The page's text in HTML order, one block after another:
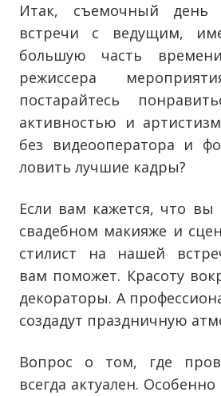
Итак, съемочный день
встречи с ведущим,
большую часть
режиссера
постарайтесь
активностью и
без видеооператора и
ловить лучшие кадры?
Если вам кажется, что вы
свадебном макияже и
стилист на нашей
вам поможет. Красоту
декораторы. А
создадут праздничную
Вопрос о том, где
всегда актуален.